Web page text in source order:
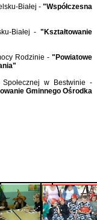
Białej -"Współczesna
Białej -"Kształtowanie
Rodzinie -"Powiatowe
w Bestwinie -
Gminnego Ośrodka